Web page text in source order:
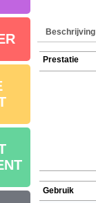
Beschrijving
Prestatie
Gebruik